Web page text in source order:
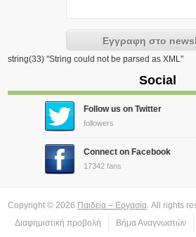
string(33) "String could not be parsed as XML"
Social
Follow us on Twitter
followers
Connect on Facebook
17342 fans
Copyright © 2026 Παιδεία – Εργασία. All rights
Διαφημιστική προβολή
Βήμα Αναγνωστών